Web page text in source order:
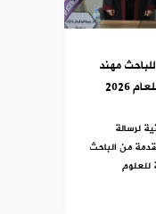
مهند
2026
لرسالة
من الباحث
للعلوم